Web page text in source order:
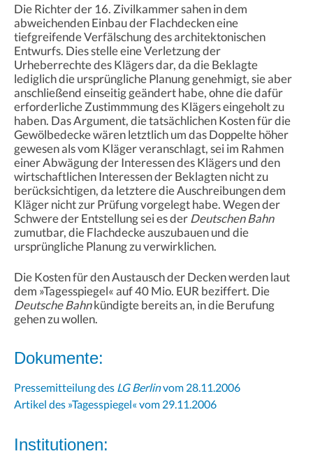
Die Richter der 16. Zivilkammer sahen in dem
abweichenden Einbau der Flachdecken eine
tiefgreifende Verfälschung des architektonischen
Entwurfs. Dies stelle eine Verletzung der
Urheberrechte des Klägers dar, da die Beklagte
lediglich die ursprüngliche Planung genehmigt, sie aber
anschließend einseitig geändert habe, ohne die dafür
erforderliche Zustimmmung des Klägers eingeholt zu
haben. Das Argument, die tatsächlichen Kosten für die
Gewölbedecke wären letztlich um das Doppelte höher
gewesen als vom Kläger veranschlagt, sei im Rahmen
einer Abwägung der Interessen des Klägers und den
wirtschaftlichen Interessen der Beklagten nicht zu
berücksichtigen, da letztere die Auschreibungen dem
Kläger nicht zur Prüfung vorgelegt habe. Wegen der
Schwere der Entstellung sei es derDeutschen Bahn
zumutbar, die Flachdecke auszubauen und die
ursprüngliche Planung zu verwirklichen.
Die Kosten für den Austausch der Decken werden laut
dem »Tagesspiegel« auf 40 Mio. EUR beziffert. Die
Deutsche Bahnkündigte bereits an, in die Berufung
gehen zu wollen.
Dokumente:
Pressemitteilung des LG Berlinvom 28.11.2006
Artikel des »Tagesspiegel« vom 29.11.2006
Institutionen: